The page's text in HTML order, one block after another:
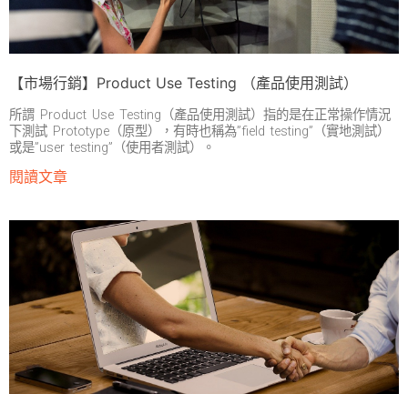
【市場行銷】Product Use Testing （產品使用測試）
所謂 Product Use Testing（產品使用測試）指的是在正常操作情況
下測試 Prototype（原型），有時也稱為”field testing”（實地測試）
或是”user testing”（使用者測試）。
閱讀文章